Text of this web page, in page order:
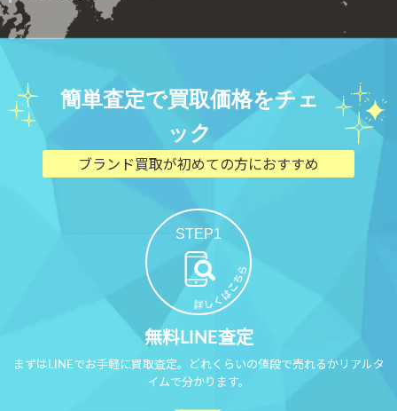
簡単査定で買取価格をチェ
ック
ブランド買取が初めての方におすすめ
STEP1
無料LINE査定
まずはLINEでお手軽に買取査定。どれくらいの値段で売れるかリアルタ
イムで分かります。